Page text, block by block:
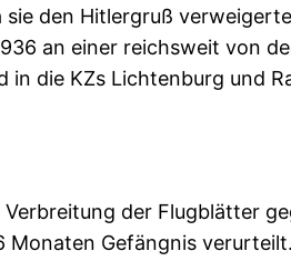
den Hitlergruß
an einer reichsweit von
die KZs Lichtenburg und
der Flugblätter
Gefängnis